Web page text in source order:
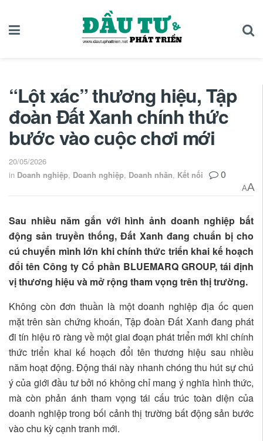
“Lột xác” thương hiệu, Tập
đoàn Đất Xanh chính thức
bước vào cuộc chơi mới
20/05/2026
in Doanh nghiệp, Doanh nghiệp, Doanh nhân, Kết nối 0
AA
Sau nhiều năm gắn với hình ảnh doanh nghiệp bất
động sản truyền thống, Đất Xanh đang chuẩn bị cho
cú chuyển mình lớn khi chính thức triển khai kế hoạch
đổi tên Công ty Cổ phần BLUEMARQ GROUP, tái định
vị thương hiệu và mở rộng tham vọng trên thị trường.
Không còn đơn thuần là một doanh nghiệp địa ốc quen
mặt trên sàn chứng khoán, Tập đoàn Đất Xanh đang phát
đi tín hiệu rõ ràng về một giai đoạn phát triển mới khi chính
thức triển khai kế hoạch đổi tên thương hiệu sau nhiều
năm hoạt động. Động thái này nhanh chóng thu hút sự chú
ý của giới đầu tư bởi nó không chỉ mang ý nghĩa hình thức,
mà còn phản ánh tham vọng tái cấu trúc toàn diện của
doanh nghiệp trong bối cảnh thị trường bất động sản bước
vào chu kỳ cạnh tranh mới.